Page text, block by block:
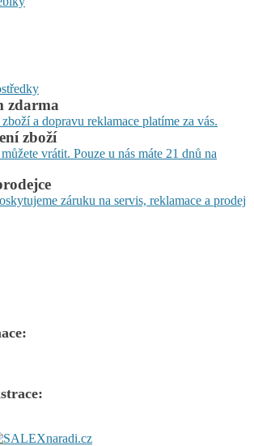
zdarma
a dopravu reklamace platíme za vás.
zboží
vrátit. Pouze u nás máte 21 dnů na
záruku na servis, reklamace a prodej